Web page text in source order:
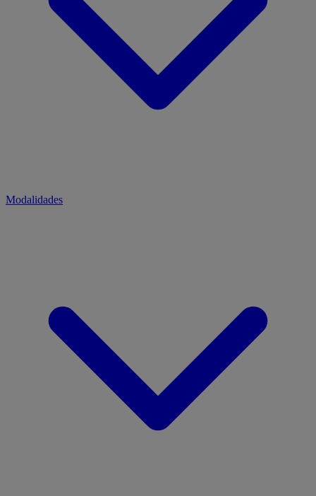
Modalidades